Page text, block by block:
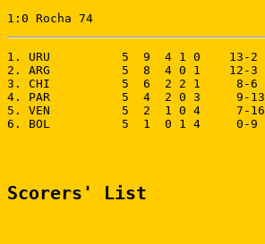
1:0 Rocha 74
1. URU          5  9  4 1 0    13-2
2. ARG          5  8  4 0 1    12-3
3. CHI          5  6  2 2 1     8-6
4. PAR          5  4  2 0 3     9-13
5. VEN          5  2  1 0 4     7-16
6. BOL          5  1  0 1 4     0-9
Scorers' List